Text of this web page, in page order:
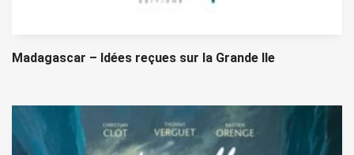
Madagascar – Idées reçues sur la Grande Ile